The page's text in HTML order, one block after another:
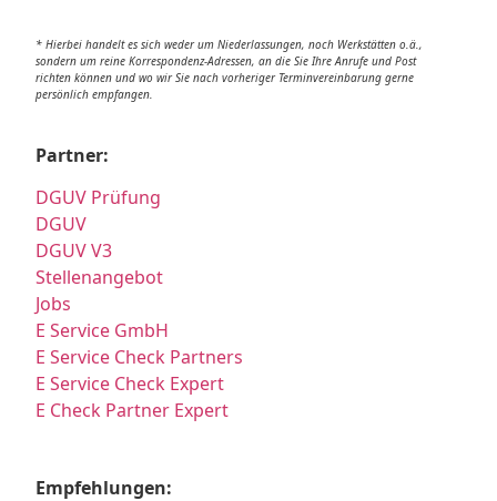
* Hierbei handelt es sich weder um Niederlassungen, noch Werkstätten o.ä.,
sondern um reine Korrespondenz-Adressen, an die Sie Ihre Anrufe und Post
richten können und wo wir Sie nach vorheriger Terminvereinbarung gerne
persönlich empfangen.
Partner:
DGUV Prüfung
DGUV
DGUV V3
Stellenangebot
Jobs
E Service GmbH
E Service Check Partners
E Service Check Expert
E Check Partner Expert
Empfehlungen: